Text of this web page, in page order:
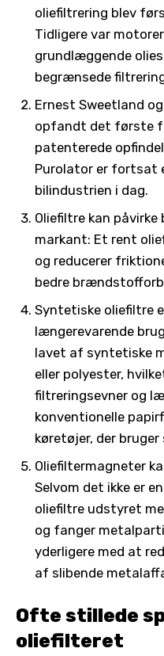
oliefiltrering blev
Tidligere var
grundlæggende
begrænsede
Ernest Sweetland
opfandt det første
patenterede
Purolator er fortsat
bilindustrien i dag.
Oliefiltre kan
markant: Et rent
og reducerer
bedre
Syntetiske oliefiltre
længerevarende
lavet af syntetiske
eller polyester,
filtreringsevner og
konventionelle
køretøjer, der
Oliefiltermagneter
Selvom det ikke er
oliefiltre udstyret
og fanger
yderligere med at
af slibende
Ofte stillede
oliefilteret